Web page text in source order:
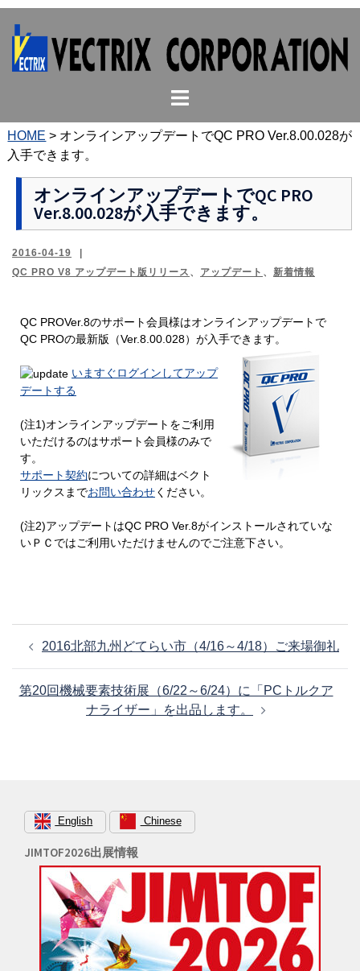
ス
キ
ト
ル
ュ
ー
HOME > オンラインアップデートでQC PRO Ver.8.00.028が
入手できます。
オンラインアップデートでQC PRO
Ver.8.00.028が入手できます。
2016-04-19
QC PRO V8 アップデート版リリース 、 アップデート 、 新着情報
QC PROVer.8のサポート会員様はオンラインアップデートで
QC PROの最新版（Ver.8.00.028）が入手できます。
いますぐログインしてアップ
デートする
(注1)オンラインアップデートをご利用
いただけるのはサポート会員様のみで
す。
サポート契約についての詳細はベクト
リックスまでお問い合わせください。
(注2)アップデートはQC PRO Ver.8がインストールされていな
いＰＣではご利用いただけませんのでご注意下さい。
稿
ナ
ビ
ン
2016北部九州どてらい市（4/16～4/18）ご来場御礼
第20回機械要素技術展（6/22～6/24）に「PCトルクア
ナライザー」を出品します。
English Chinese
JIMTOF2026出展情報